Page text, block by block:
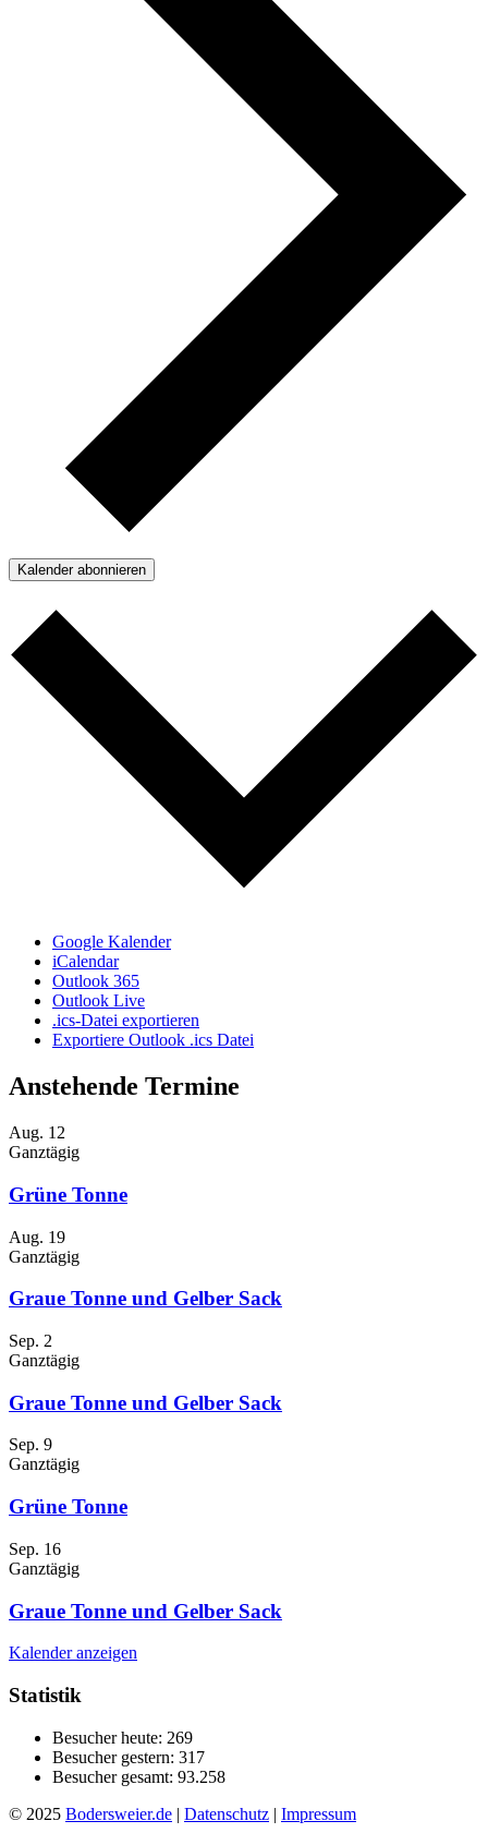
Kalender abonnieren
Google Kalender
iCalendar
Outlook 365
Outlook Live
.ics-Datei exportieren
Exportiere Outlook .ics Datei
Anstehende Termine
Aug. 12
Ganztägig
Grüne Tonne
Aug. 19
Ganztägig
Graue Tonne und Gelber Sack
Sep. 2
Ganztägig
Graue Tonne und Gelber Sack
Sep. 9
Ganztägig
Grüne Tonne
Sep. 16
Ganztägig
Graue Tonne und Gelber Sack
Kalender anzeigen
Statistik
Besucher heute: 269
Besucher gestern: 317
Besucher gesamt: 93.258
© 2025 Bodersweier.de | Datenschutz | Impressum